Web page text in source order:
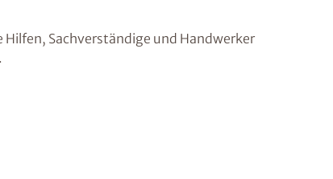
Sachverständige und Handwerker